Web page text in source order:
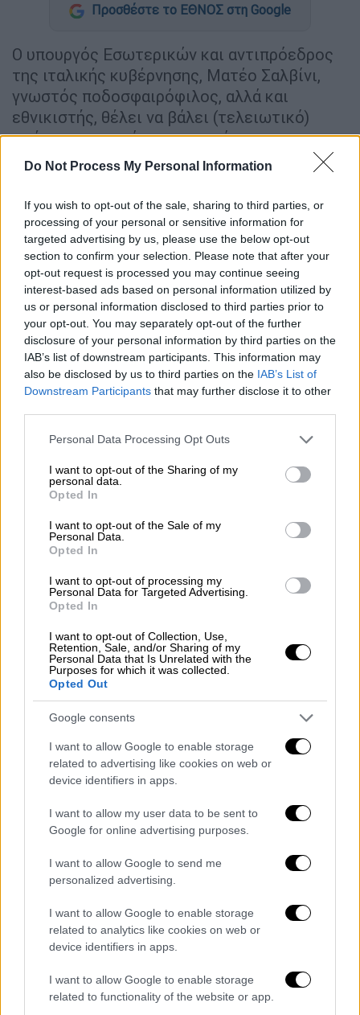
Do Not Process My Personal Information
If you wish to opt-out of the sale, sharing to third parties, or
processing of your personal or sensitive information for
targeted advertising by us, please use the below opt-out
section to confirm your selection. Please note that after your
opt-out request is processed you may continue seeing
interest-based ads based on personal information utilized by
us or personal information disclosed to third parties prior to
your opt-out. You may separately opt-out of the further
disclosure of your personal information by third parties on the
IAB’s list of downstream participants. This information may
also be disclosed by us to third parties on the IAB’s List of
Downstream Participants that may further disclose it to other
Please note that this website/app uses one or more Google
not limited to your visit or usage behaviour. You may click to
grant or deny consent to Google and its third-party tags to
use your data for below specified purposes in below Google
consent section.
Personal Data Processing Opt Outs
I want to opt-out of the Sharing of my
personal data.
Opted In
I want to opt-out of the Sale of my
Personal Data.
Opted In
I want to opt-out of processing my
Personal Data for Targeted Advertising.
Opted In
I want to opt-out of Collection, Use,
Retention, Sale, and/or Sharing of my
Personal Data that Is Unrelated with the
Purposes for which it was collected.
Opted Out
Google consents
I want to allow Google to enable storage
related to advertising like cookies on web or
device identifiers in apps.
I want to allow my user data to be sent to
Google for online advertising purposes.
I want to allow Google to send me
personalized advertising.
I want to allow Google to enable storage
related to analytics like cookies on web or
device identifiers in apps.
I want to allow Google to enable storage
related to functionality of the website or app.
Προσθέστε το ΕΘΝΟΣ στη Google
Ο υπουργός Εσωτερικών και αντιπρόεδρος
της ιταλικής κυβέρνησης, Ματέο Σαλβίνι,
γνωστός ποδοσφαιρόφιλος, αλλά και
εθνικιστής, θέλει να βάλει (τελειωτικό)
φρένο στην παράνοµη µετανάστευση στη
χώρα. «Ναι, συµφωνώ απόλυτα» αποφαίνεται
ο Μπιορού Ζιν Κιν, παρότι πριν από 30
χρόνια µπήκε (προφανώς) παράνοµα στην
Ιταλία, προερχόµενος από την Ακτή
Ελεφαντοστού, και ακόµη δεν έχει πάρει την
ιταλική υπηκοότητα.
Λίγο τον απασχολεί, αφού καµαρώνει τον
19χρονο γιο του, Μουάζ, να ηγείται της νέας
ελκυστικής «σκουάντρα ατζούρα», η οποία
δείχνει να αποτινάσσει τον µανδύα της
οµάδας που κοιτά αποκλειστικά τον σκοπό,
αδιαφορώντας για τα µέσα. «Οσοι ζούµε
σαν Ιταλούς, να µην υπάρχει διαφορετική
µεταχείριση» υποστηρίζει ο πιτσιρικάς
γεννηµένος στο Βερτσέλι, µία από τις
παλαιότερες πόλεις στη Βόρεια Ιταλία,
ιδρυθείσα γύρω στο 600 π.Χ.
Το θαύµα και τα τρακτέρ
Ο δεύτερος νεαρότερος σκόρερ στην
ιστορία της Εθνικής οµάδας, αλλά και ο
µικρότερος που κατάφερε να βάλει γκολ σε
δύο διαδοχικά παιχνίδια, αρπάζει από τα
µαλλιά τις ευκαιρίες που του δίνουν οι
Μασµιλιάνο Αλέγκρι και Ροµπέρτο Μαντσίνι.
Σε εθνικό επίπεδο, είναι µια
πραγµατικότητα. Σε συλλογικό, βρίσκεται σε
καλό δρόµο και, παρότι είναι (λογικά) στη
σκιά των Κριστιάνο Ρονάλντο, Μάντζουκιτς
και Ντιµπάλα, δείχνει ότι µπορεί να έχει
λαµπρό µέλλον στη Γιουβέντους. Το
καλοκαίρι, ένα «όπλο» στα χέρια του
µάνατζερ Μίνο Ραϊόλα, ο οποίος συζητά µε
τον ιταλικό σύλλογο για ένα νέο, πολυετές
και προσοδοφόρο συµβόλαιο για τον νεαρό
πελάτη του, έχοντας ταυτόχρονα δεχθεί
τηλεφωνήµατα από τη... µισή Ευρώπη.
«Η γέννησή του ήταν ένα θαύµα. Οι γιατροί